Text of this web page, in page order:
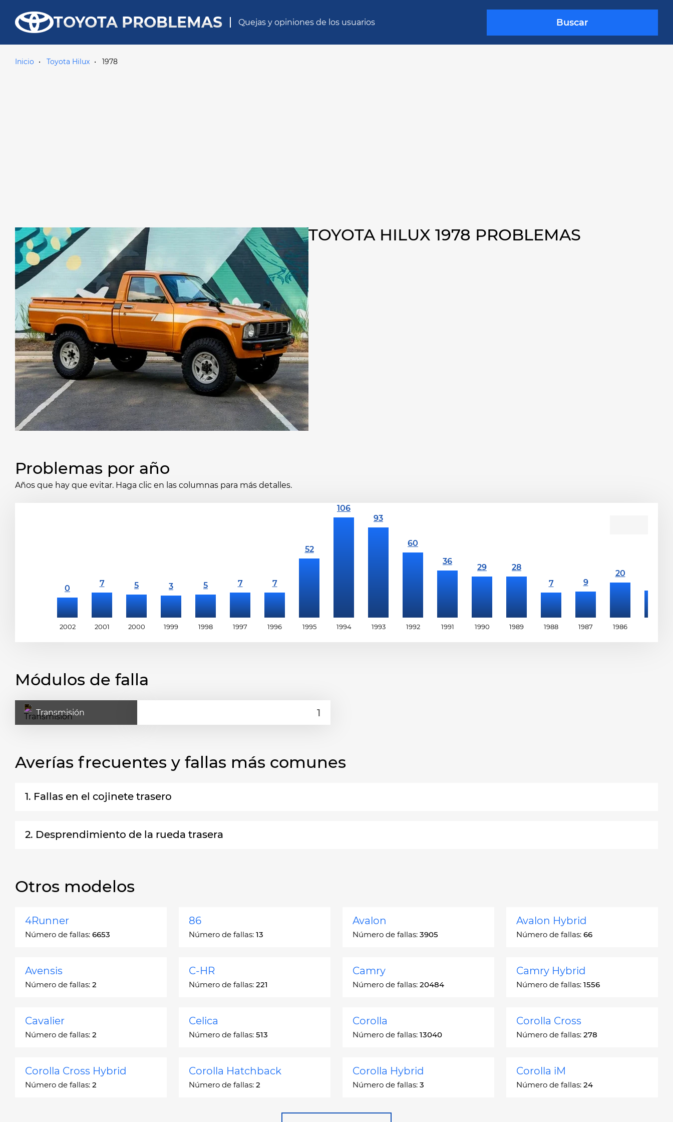
TOYOTA PROBLEMAS Quejas y opiniones de los usuarios Buscar
Inicio Toyota Hilux 1978
TOYOTA HILUX 1978 PROBLEMAS
Problemas por año
Años que hay que evitar. Haga clic en las columnas para más detalles.
2002 2001 2000 1999 1998 1997 1996 1995 1994 1993 1992 1991 1990 1989 1988 1987 1986
Módulos de falla
Transmisión
Averías frecuentes y fallas más comunes
1. Fallas en el cojinete trasero
2. Desprendimiento de la rueda trasera
Otros modelos
4Runner
Número de fallas: 6653
86
Número de fallas: 13
Avalon
Número de fallas: 3905
Avalon Hybrid
Número de fallas: 66
Avensis
Número de fallas: 2
C-HR
Número de fallas: 221
Camry
Número de fallas: 20484
Camry Hybrid
Número de fallas: 1556
Cavalier
Número de fallas: 2
Celica
Número de fallas: 513
Corolla
Número de fallas: 13040
Corolla Cross
Número de fallas: 278
Corolla Cross Hybrid
Número de fallas: 2
Corolla Hatchback
Número de fallas: 2
Corolla Hybrid
Número de fallas: 3
Corolla iM
Número de fallas: 24